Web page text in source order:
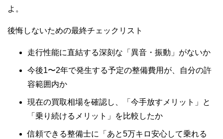
よ。
後悔しないための最終チェックリスト
走行性能に直結する深刻な「異音・振動」がないか
今後1〜2年で発生する予定の整備費用が、自分の許
容範囲内か
現在の買取相場を確認し、「今手放すメリット」と
「乗り続けるメリット」を比較したか
信頼できる整備士に「あと5万キロ安心して乗れる